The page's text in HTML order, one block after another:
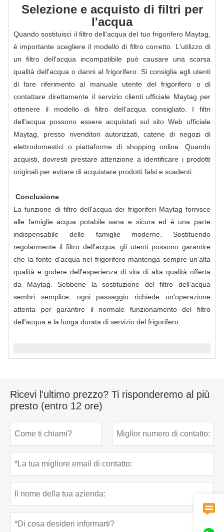
Selezione e acquisto di filtri per
l'acqua
Quando sostituisci il filtro dell'acqua del tuo frigorifero Maytag,
è importante scegliere il modello di filtro corretto. L'utilizzo di
un filtro dell'acqua incompatibile può causare una scarsa
qualità dell'acqua o danni al frigorifero. Si consiglia agli utenti
di fare riferimento al manuale utente del frigorifero o di
contattare direttamente il servizio clienti ufficiale Maytag per
ottenere il modello di filtro dell'acqua consigliato. I filtri
dell'acqua possono essere acquistati sul sito Web ufficiale
Maytag, presso rivenditori autorizzati, catene di negozi di
elettrodomestici o piattaforme di shopping online. Quando
acquisti, dovresti prestare attenzione a identificare i prodotti
originali per evitare di acquistare prodotti falsi e scadenti.
Conclusione
La funzione di filtro dell'acqua dei frigoriferi Maytag fornisce
alle famiglie acqua potabile sana e sicura ed è una parte
indispensabile delle famiglie moderne. Sostituendo
regolarmente il filtro dell'acqua, gli utenti possono garantire
che la fonte d'acqua nel frigorifero mantenga sempre un'alta
qualità e godere dell'esperienza di vita di alta qualità offerta
da Maytag. Sebbene la sostituzione del filtro dell'acqua
sembri semplice, ogni passaggio richiede un'operazione
attenta per garantire il normale funzionamento del filtro
dell'acqua e la lunga durata di servizio del frigorifero.
Ricevi l'ultimo prezzo? Ti risponderemo al più
presto (entro 12 ore)
